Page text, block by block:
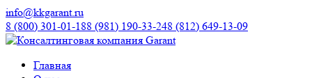
info@kkgarant.ru
8 (800) 301-01-188 (981) 190-33-248 (812) 649-13-09
Главная